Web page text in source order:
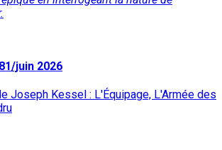
juin 2026
Joseph Kessel : L'Équipage, L'Armée des